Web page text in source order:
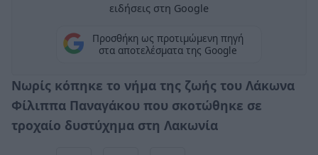
ειδήσεις στη Google
Προσθήκη ως προτιμώμενη πηγή
στα αποτελέσματα της Google
Νωρίς κόπηκε το νήμα της ζωής του Λάκωνα
Φίλιππα Παναγάκου που σκοτώθηκε σε
τροχαίο δυστύχημα στη Λακωνία